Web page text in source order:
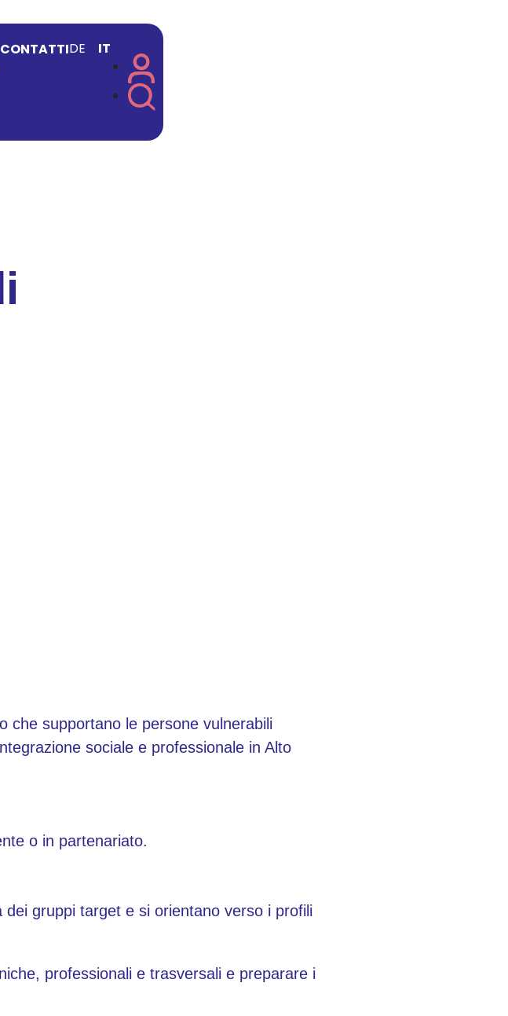
CONTATTIDE IT
che supportano le persone vulnerabili
sociale e professionale in Alto
o in partenariato.
gruppi target e si orientano verso i profili
professionali e trasversali e preparare i